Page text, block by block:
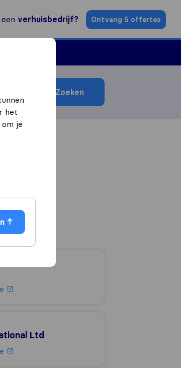
verhuisbedrijf? Ontvang 5 offertes
Zoeken
Ltd
het
je